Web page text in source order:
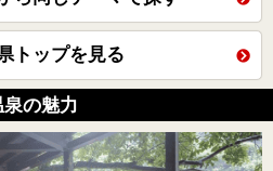
トップを見る
の魅力